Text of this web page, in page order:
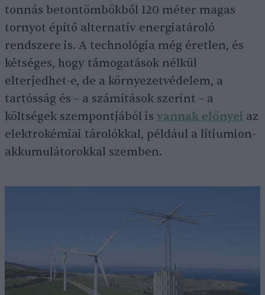
tonnás betontömbökből 120 méter magas
tornyot építő alternatív energiatároló
rendszere is. A technológia még éretlen, és
kétséges, hogy támogatások nélkül
elterjedhet-e, de a környezetvédelem, a
tartósság és – a számítások szerint – a
költségek szempontjából is vannak előnyei az
elektrokémiai tárolókkal, például a lítiumion-
akkumulátorokkal szemben.